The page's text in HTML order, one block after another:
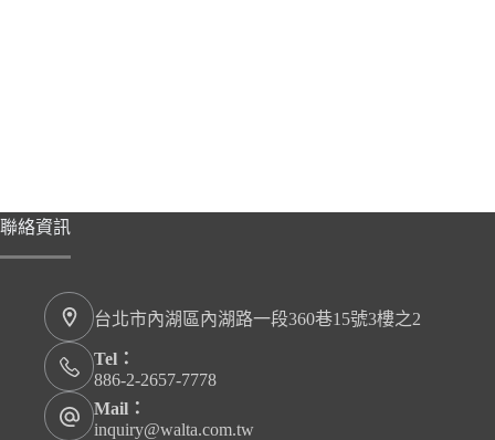
聯絡資訊
台北市內湖區內湖路一段360巷15號3樓之2
Tel：
886-2-2657-7778
Mail：
inquiry@walta.com.tw